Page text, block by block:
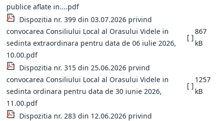
publice aflate in....pdf
Dispozitia nr. 399 din 03.07.2026 privind
convocarea Consiliului Local al Orasului Videle in
sedinta extraordinara pentru data de 06 iulie 2026,
10.00.pdf
[ ]
867
kB
Dispozitia nr. 315 din 25.06.2026 prvind
convocarea Consiliului Local al Orasului Videle in
sedinta ordinara pentru data de 30 iunie 2026,
11.00.pdf
[ ]
1257
kB
Dispozitia nr. 283 din 12.06.2026 privind